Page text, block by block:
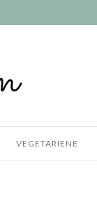
VEGETARIENE